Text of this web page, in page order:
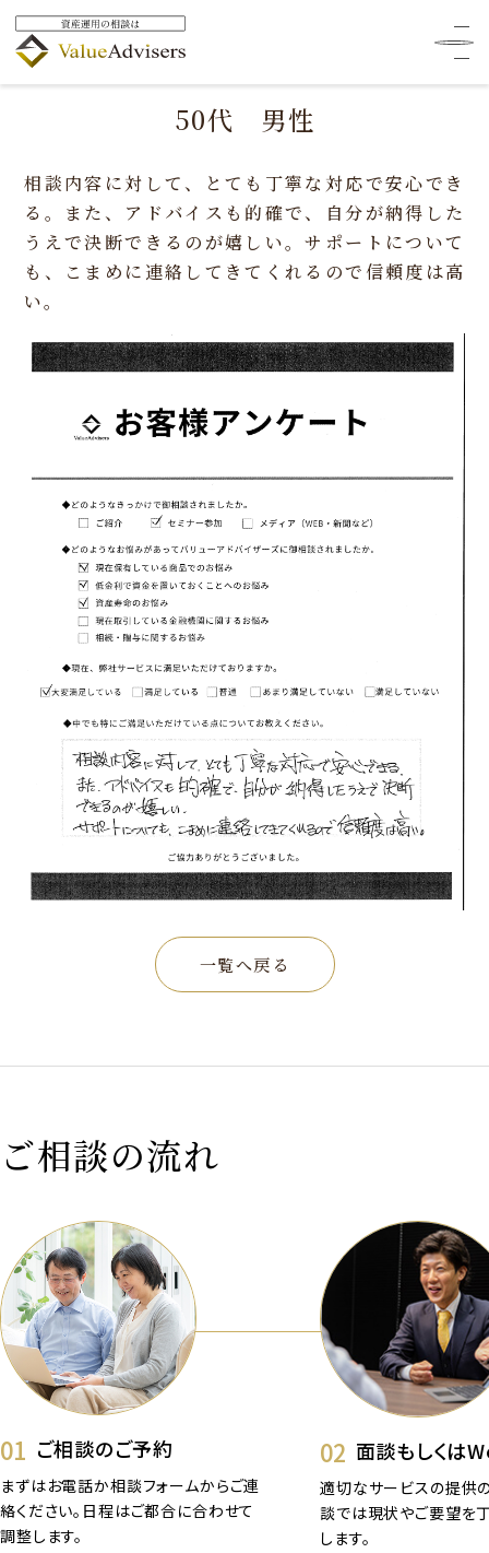
HOME お客様の声
50代 男性
相談内容に対して、とても丁寧な対応で安心でき
る。また、アドバイスも的確で、自分が納得した
うえで決断できるのが嬉しい。サポートについて
も、こまめに連絡してきてくれるので信頼度は高
い。
一覧へ戻る
ご相談の流れ
01 ご相談のご予約
まずはお電話か相談フォームからご連
絡ください。日程はご都合に合わせて
調整します。
02 面談もしくは
適切なサービスの提供
談では現状やご要望を
します。